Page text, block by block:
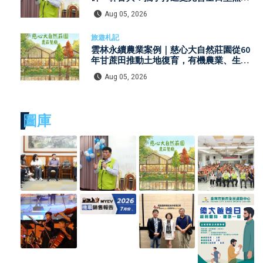
服務
Aug 05, 2026
旅遊札記
雲林永續農業案例｜慈心大自然莊園從60
年甘蔗田推動土地復育，有機農業、生態
保育與環境教育打造自然共生模式
Aug 05, 2026
圖庫